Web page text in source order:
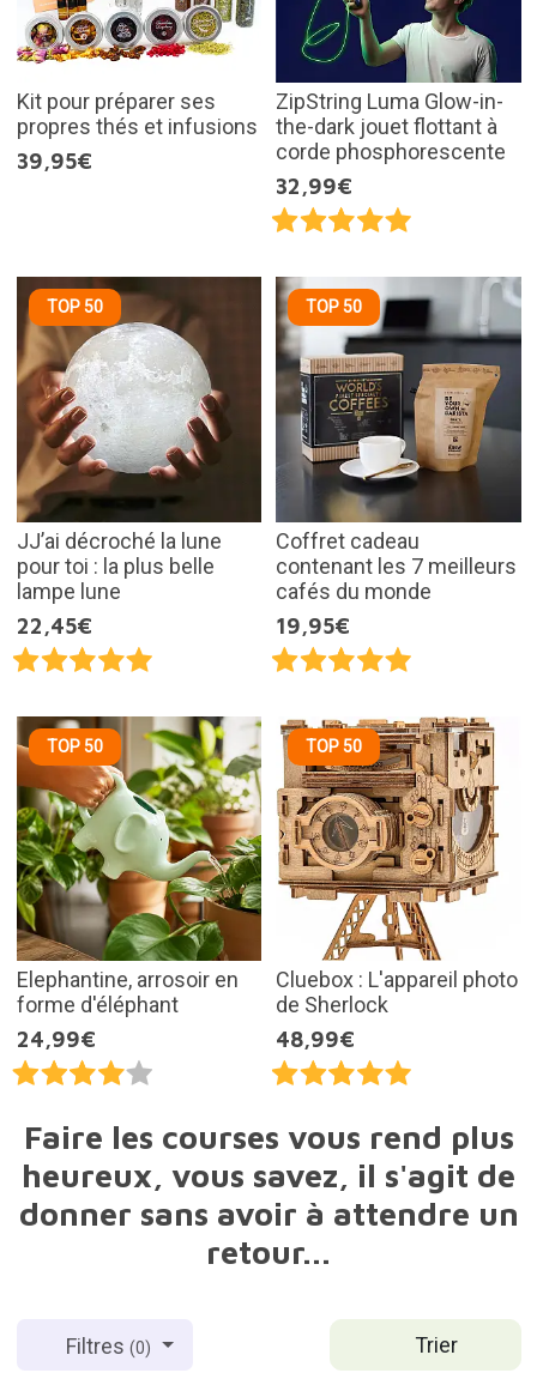
Kit pour préparer ses
propres thés et infusions
39,95€
ZipString Luma Glow-in-
the-dark jouet flottant à
corde phosphorescente
32,99€
TOP 50
JJ’ai décroché la lune
pour toi : la plus belle
lampe lune
22,45€
TOP 50
Coffret cadeau
contenant les 7 meilleurs
cafés du monde
19,95€
TOP 50
Elephantine, arrosoir en
forme d'éléphant
24,99€
TOP 50
Cluebox : L'appareil photo
de Sherlock
48,99€
Faire les courses vous rend plus
heureux, vous savez, il s'agit de
donner sans avoir à attendre un
retour...
Trier
Filtres(0)